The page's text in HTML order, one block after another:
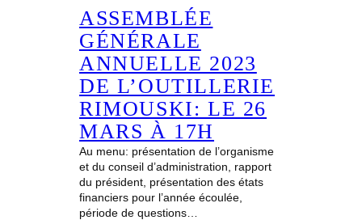
ASSEMBLÉE
GÉNÉRALE
ANNUELLE 2023
DE L’OUTILLERIE
RIMOUSKI: LE 26
MARS À 17H
Au menu: présentation de l’organisme
et du conseil d’administration, rapport
du président, présentation des états
financiers pour l’année écoulée,
période de questions…